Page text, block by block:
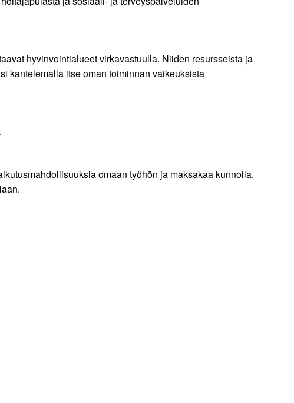
hyvinvointialueet virkavastuulla. Niiden resursseista ja
kantelemalla itse oman toiminnan vaikeuksista
omaan työhön ja maksakaa kunnolla.